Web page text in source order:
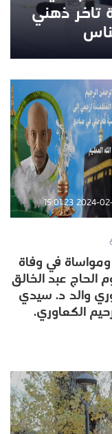
ذهني
2024-02-23
في وفاة
الحاج عبد الخالق
والد د. سيدي
الكعاوري.